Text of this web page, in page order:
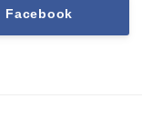
Facebook